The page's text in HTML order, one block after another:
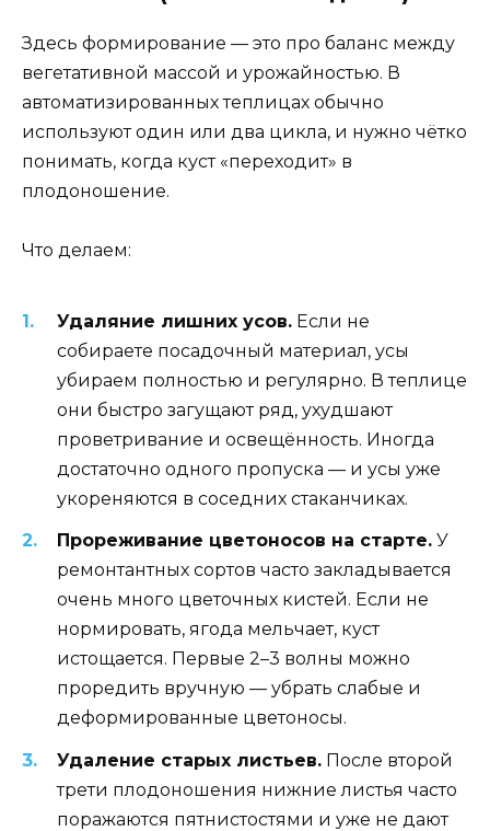
Здесь формирование — это про баланс между
вегетативной массой и урожайностью. В
автоматизированных теплицах обычно
используют один или два цикла, и нужно чётко
понимать, когда куст «переходит» в
плодоношение.
Что делаем:
Удаляние лишних усов. Если не
собираете посадочный материал, усы
убираем полностью и регулярно. В теплице
они быстро загущают ряд, ухудшают
проветривание и освещённость. Иногда
достаточно одного пропуска — и усы уже
укореняются в соседних стаканчиках.
Прореживание цветоносов на старте. У
ремонтантных сортов часто закладывается
очень много цветочных кистей. Если не
нормировать, ягода мельчает, куст
истощается. Первые 2–3 волны можно
проредить вручную — убрать слабые и
деформированные цветоносы.
Удаление старых листьев. После второй
трети плодоношения нижние листья часто
поражаются пятнистостями и уже не дают